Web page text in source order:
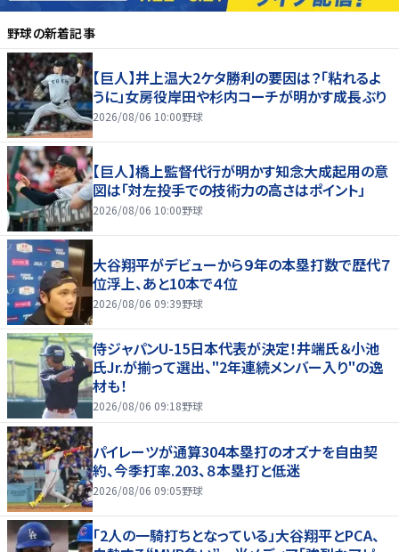
野球の新着記事
【巨人】井上温大2ケタ勝利の要因は？「粘れるよ
うに」女房役岸田や杉内コーチが明かす成長ぶり
2026/08/06 10:00野球
【巨人】橋上監督代行が明かす知念大成起用の意
図は「対左投手での技術力の高さはポイント」
2026/08/06 10:00野球
大谷翔平がデビューから９年の本塁打数で歴代７
位浮上、あと10本で４位
2026/08/06 09:39野球
侍ジャパンU-15日本代表が決定！井端氏＆小池
氏Jr.が揃って選出、"2年連続メンバー入り"の逸
材も！
2026/08/06 09:18野球
パイレーツが通算304本塁打のオズナを自由契
約、今季打率.203、８本塁打と低迷
2026/08/06 09:05野球
「2人の一騎打ちとなっている」大谷翔平とPCA、